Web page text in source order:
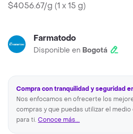
$4056.67/g (1 x 15 g)
Farmatodo
Disponible en Bogotá
Compra con tranquilidad y seguridad
Nos enfocamos en ofrecerte los
compras y que puedas utilizar el
para ti. Conoce más...